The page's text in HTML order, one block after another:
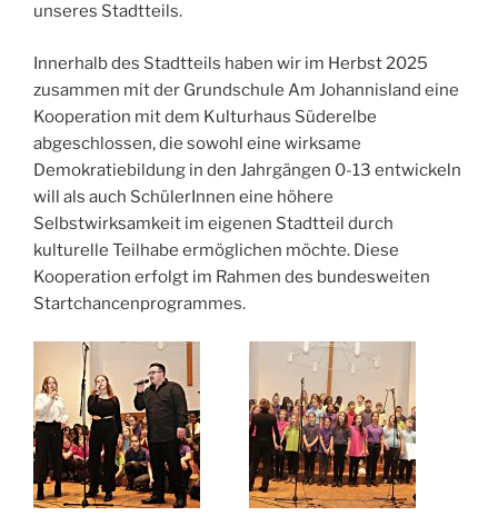
unseres Stadtteils.
Innerhalb des Stadtteils haben wir im Herbst 2025
zusammen mit der Grundschule Am Johannisland eine
Kooperation mit dem Kulturhaus Süderelbe
abgeschlossen, die sowohl eine wirksame
Demokratiebildung in den Jahrgängen 0-13 entwickeln
will als auch SchülerInnen eine höhere
Selbstwirksamkeit im eigenen Stadtteil durch
kulturelle Teilhabe ermöglichen möchte. Diese
Kooperation erfolgt im Rahmen des bundesweiten
Startchancenprogrammes.